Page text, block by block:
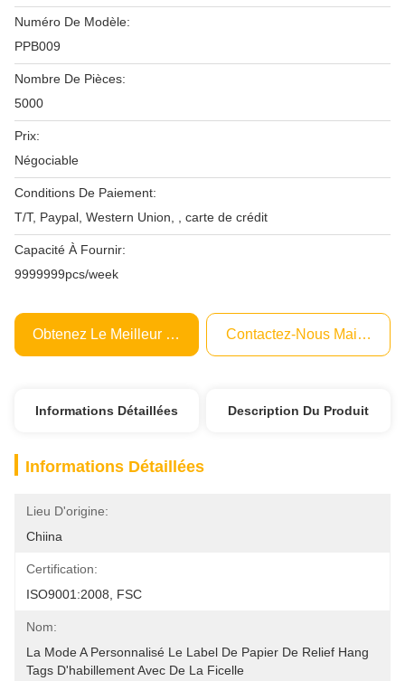
Numéro De Modèle:
PPB009
Nombre De Pièces:
5000
Prix:
Négociable
Conditions De Paiement:
T/T, Paypal, Western Union, , carte de crédit
Capacité À Fournir:
9999999pcs/week
Obtenez Le Meilleur Prix Contactez-Nous Maintenant
Informations Détaillées Description Du Produit
Informations Détaillées
Lieu D'origine:
Chiina
Certification:
ISO9001:2008, FSC
Nom:
La Mode A Personnalisé Le Label De Papier De Relief Hang
Tags D'habillement Avec De La Ficelle